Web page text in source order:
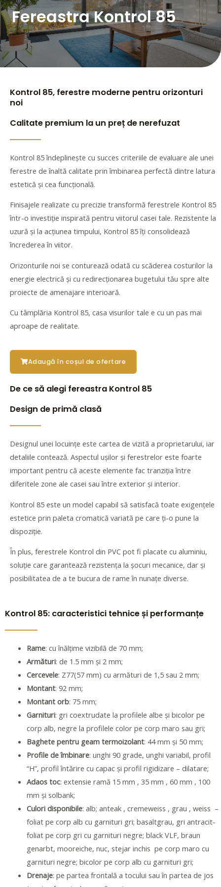
Fereastra Kontrol 85
Kontrol 85, ferestre moderne pentru orizonturi
noi
Calitate premium la un preț de nerefuzat
Kontrol 85 îndeplinește cu succes criteriile de evaluare ale unei
ferestre de înaltă calitate prin îmbinarea perfectă dintre latura
estetică și cea funcțională.
Finisajele realizate cu precizie transformă ferestrele Kontrol 85
într-o investiție inspirată pentru viitorul casei tale. Rezistente la
uzură și la acțiunea timpului, Kontrol 85 îți consolidează
încrederea în viitor.
Orizonturile noi se conturează odată cu scăderea costurilor la
energie electrică și cu redirecționarea bugetului tău spre alte
proiecte de amenajare interioară.
Cu tâmplăria Kontrol 85, casa visurilor tale e cu un pas mai
aproape de realitate.
Adaugă în coșul de ofertare
De ce să alegi fereastra Kontrol 85
Design de primă clasă
Designul unei locuințe este cartea de vizită a proprietarului, iar
detaliile contează. Aspectul ușilor și ferestrelor este foarte
important pentru că aceste elemente fac tranziția între
diferitele zone ale casei sau între exterior și interior.
Kontrol 85 este un model capabil să satisfacă toate exigențele
estetice prin paleta cromatică variată pe care ți-o pune la
dispoziție.
În plus, ferestrele Kontrol din PVC pot fi placate cu aluminiu,
soluție care garantează rezistența la șocuri mecanice, dar și
posibilitatea de a te bucura de rame în nunațe diverse.
Kontrol 85: caracteristici tehnice și performanțe
Rame: cu înălțime vizibilă de 70 mm;
Armături: de 1.5 mm și 2 mm;
Cercevele: Z77(57 mm) cu armături de 1,5 sau 2 mm;
Montant: 92 mm;
Montant orb: 75 mm;
Garnituri: gri coextrudate la profilele albe și bicolor pe
corp alb, negre la profilele color pe corp maro sau gri;
Baghete pentru geam termoizolant: 44 mm și 50 mm;
Profile de îmbinare: unghi 90 grade, unghi variabil, profil
“H”, profil întărire cu capac și profil rigidizare – dilatare;
Adaos toc: extensie ramă 15 mm , 35 mm , 60 mm , 100
mm și solbank;
Culori disponibile: alb; anteak , cremeweiss , grau , weiss –
foliat pe corp alb cu garnituri gri; basaltgrau, gri antracit-
foliat pe corp gri cu garnituri negre; black VLF, braun
genarbt, mooreiche, nuc, stejar inchis pe corp maro cu
garnituri negre; bicolor pe corp alb cu garnituri gri;
Drenaje: pe partea frontală a tocului sau în partea de jos